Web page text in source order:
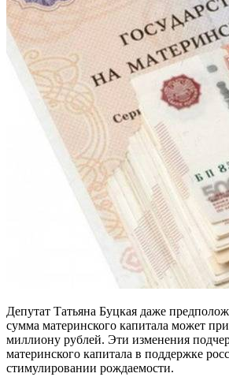
Депутат Татьяна Буцкая даже
сумма материнского капитала может
миллиону рублей. Эти изменения
материнского капитала в поддержке
стимулировании рождаемости.